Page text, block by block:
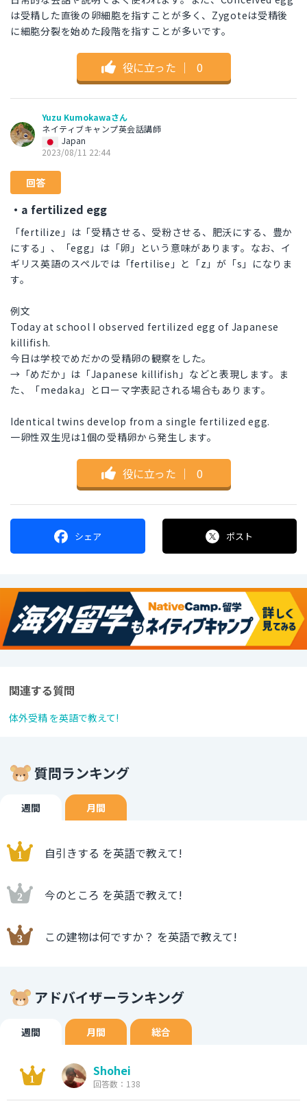
は受精した直後の卵細胞を指すことが多く、Zygoteは受精後
に細胞分裂を始めた段階を指すことが多いです。
役に立った ｜ 0
Yuzu Kumokawaさん
ネイティブキャンプ英会話講師
Japan
2023/08/11 22:44
回答
・a fertilized egg
「fertilize」は「受精させる、受粉させる、肥沃にする、豊か
にする」、「egg」は「卵」という意味があります。なお、イ
ギリス英語のスペルでは「fertilise」と「z」が「s」になりま
す。
例文
Today at school I observed fertilized egg of Japanese
killifish.
今日は学校でめだかの受精卵の観察をした。
→「めだか」は「Japanese killifish」などと表現します。ま
た、「medaka」とローマ字表記される場合もあります。
Identical twins develop from a single fertilized egg.
一卵性双生児は1個の受精卵から発生します。
役に立った ｜ 0
シェア ポスト
関連する質問
体外受精 を英語で教えて!
質問ランキング
週間 月間
自引きする を英語で教えて!
今のところ を英語で教えて!
この建物は何ですか？ を英語で教えて!
アドバイザーランキング
週間 月間 総合
Shohei
回答数：138